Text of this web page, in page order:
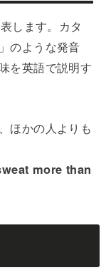
します。カタ
のような発音
を英語で説明す
ほかの人よりも
more than